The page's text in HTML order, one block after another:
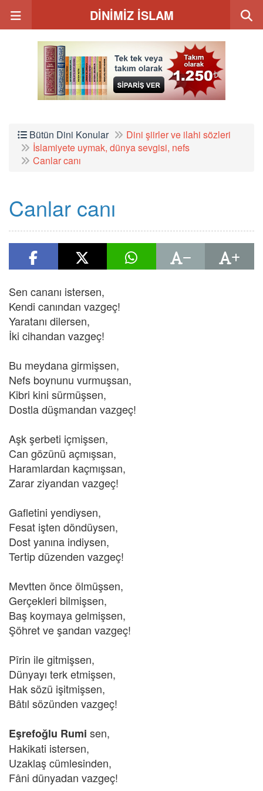
DİNİMİZ İSLAM
Bütün Dini Konular
Dini şiirler ve ilahi sözleri
İslamiyete uymak, dünya sevgisi, nefs
Canlar canı
Canlar canı
Sen cananı istersen,
Kendi canından vazgeç!
Yaratanı dilersen,
İki cihandan vazgeç!
Bu meydana girmişsen,
Nefs boynunu vurmuşsan,
Kibri kini sürmüşsen,
Dostla düşmandan vazgeç!
Aşk şerbeti içmişsen,
Can gözünü açmışsan,
Haramlardan kaçmışsan,
Zarar ziyandan vazgeç!
Gafletini yendiysen,
Fesat işten döndüysen,
Dost yanına indiysen,
Tertip düzenden vazgeç!
Mevtten önce ölmüşsen,
Gerçekleri bilmişsen,
Baş koymaya gelmişsen,
Şöhret ve şandan vazgeç!
Pîrin ile gitmişsen,
Dünyayı terk etmişsen,
Hak sözü işitmişsen,
Bâtıl sözünden vazgeç!
Eşrefoğlu Rumi sen,
Hakikati istersen,
Uzaklaş cümlesinden,
Fâni dünyadan vazgeç!